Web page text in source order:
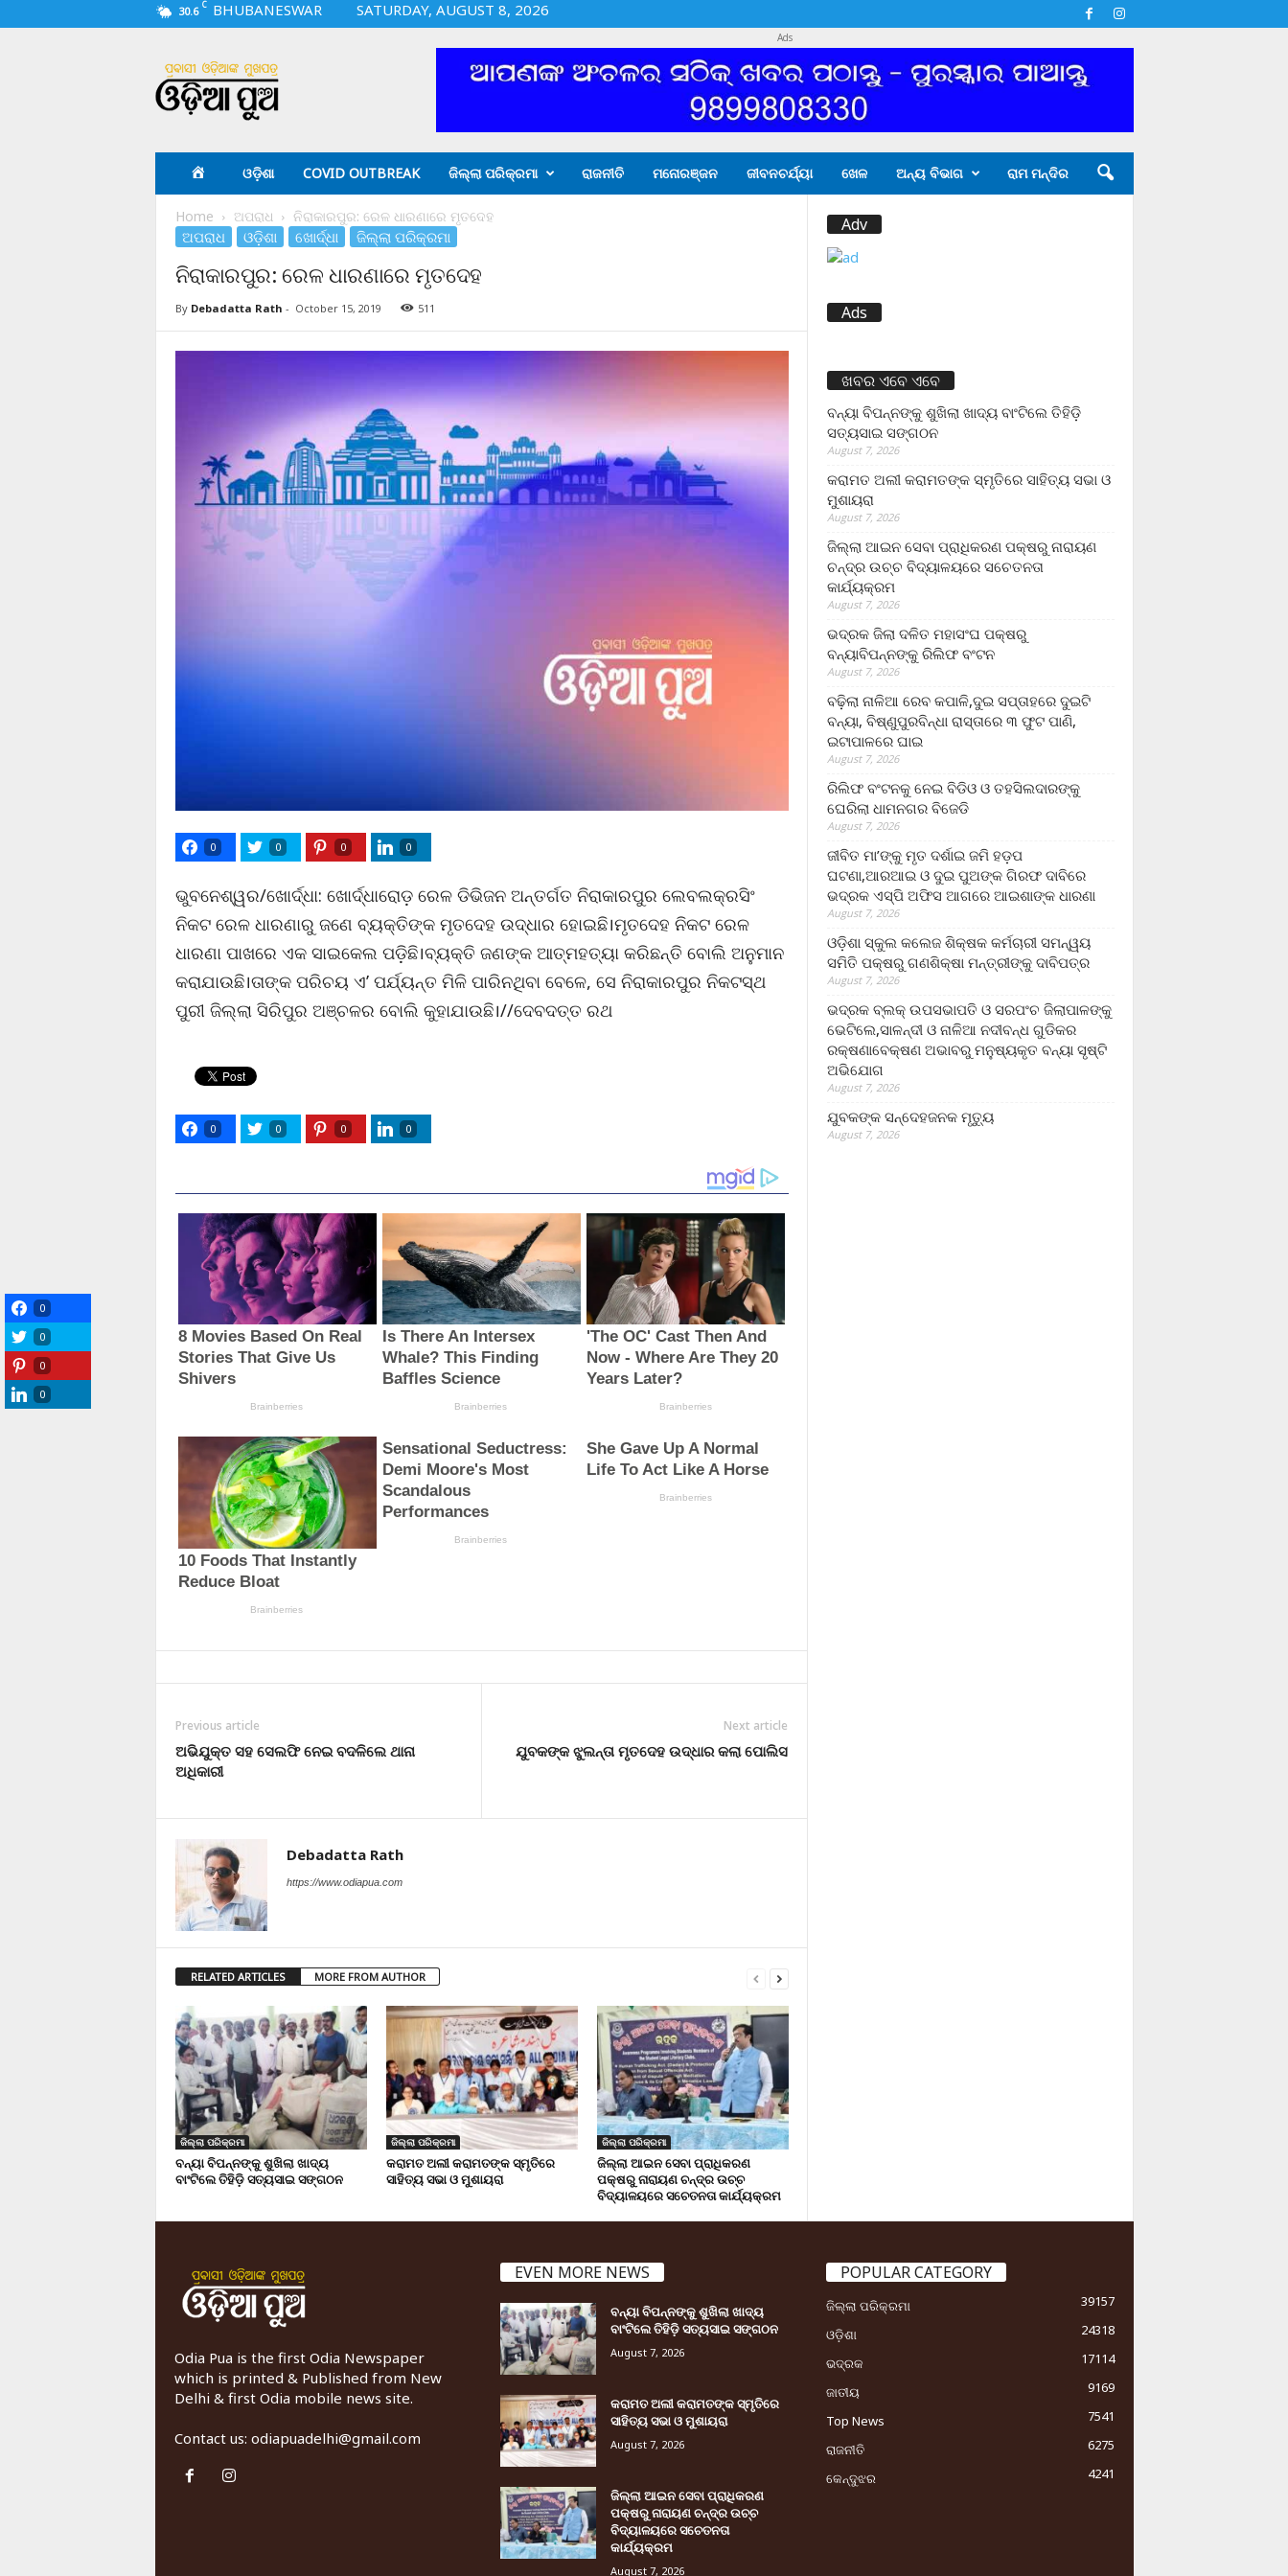
30.6 C BHUBANESWAR
SATURDAY, AUGUST 8, 2026
i
a
Ads
ଓଡ଼ିଶା COVID OUTBREAK ଜିଲ୍ଲା ପରିକ୍ରମା ରାଜନୀତି ମନୋରଞ୍ଜନ ଜୀବନଚର୍ଯ୍ୟା ଖେଳ ଅନ୍ୟ ବିଭାଗ ରାମ ମନ୍ଦିର
Home ଅପରାଧ ନିରାକାରପୁର: ରେଳ ଧାରଣାରେ ମୃତଦେହ
ଅପରାଧ ଓଡ଼ିଶା ଖୋର୍ଦ୍ଧା ଜିଲ୍ଲା ପରିକ୍ରମା
ନିରାକାରପୁର: ରେଳ ଧାରଣାରେ ମୃତଦେହ
By Debadatta Rath - October 15, 2019 511
0 0 0 0
ଭୁବନେଶ୍ୱର/ଖୋର୍ଦ୍ଧା: ଖୋର୍ଦ୍ଧାରୋଡ଼ ରେଳ ଡିଭିଜନ ଅନ୍ତର୍ଗତ ନିରାକାରପୁର ଲେବଲକ୍ରସିଂ
ନିକଟ ରେଳ ଧାରଣାରୁ ଜଣେ ବ୍ୟକ୍ତିଙ୍କ ମୃତଦେହ ଉଦ୍ଧାର ହୋଇଛି।ମୃତଦେହ ନିକଟ ରେଳ
ଧାରଣା ପାଖରେ ଏକ ସାଇକେଲ ପଡ଼ିଛି।ବ୍ୟକ୍ତି ଜଣଙ୍କ ଆତ୍ମହତ୍ୟା କରିଛନ୍ତି ବୋଲି ଅନୁମାନ
କରାଯାଉଛି।ତାଙ୍କ ପରିଚୟ ଏ’ ପର୍ଯ୍ୟନ୍ତ ମିଳି ପାରିନଥିବା ବେଳେ, ସେ ନିରାକାରପୁର ନିକଟସ୍ଥ
ପୁରୀ ଜିଲ୍ଲା ସିରିପୁର ଅଞ୍ଚଳର ବୋଲି କୁହାଯାଉଛି।//ଦେବଦତ୍ତ ରଥ
0 0 0 0
Previous article
ଅଭିଯୁକ୍ତ ସହ ସେଲଫି ନେଇ ବଦଳିଲେ ଥାନା
ଅଧିକାରୀ
Next article
ଯୁବକଙ୍କ ଝୁଲନ୍ତା ମୃତଦେହ ଉଦ୍ଧାର କଲା ପୋଲିସ
Debadatta Rath
https://www.odiapua.com
RELATED ARTICLES MORE FROM AUTHOR
ଜିଲ୍ଲା ପରିକ୍ରମା
ବନ୍ୟା ବିପନ୍ନଙ୍କୁ ଶୁଖିଲା ଖାଦ୍ୟ
ବାଂଟିଲେ ତିହିଡି଼ ସତ୍ୟସାଇ ସଙ୍ଗଠନ
ଜିଲ୍ଲା ପରିକ୍ରମା
କରାମତ ଅଲୀ କରାମତଙ୍କ ସ୍ମୃତିରେ
ସାହିତ୍ୟ ସଭା ଓ ମୁଶାୟରା
ଜିଲ୍ଲା ପରିକ୍ରମା
ଜିଲ୍ଲା ଆଇନ ସେବା ପ୍ରାଧିକରଣ
ପକ୍ଷରୁ ନାରାୟଣ ଚନ୍ଦ୍ର ଉଚ୍ଚ
ବିଦ୍ୟାଳୟରେ ସଚେତନତା କାର୍ଯ୍ୟକ୍ରମ
Adv
Ads
ଖବର ଏବେ ଏବେ
ବନ୍ୟା ବିପନ୍ନଙ୍କୁ ଶୁଖିଲା ଖାଦ୍ୟ ବାଂଟିଲେ ତିହିଡି଼
ସତ୍ୟସାଇ ସଙ୍ଗଠନ
August 7, 2026
କରାମତ ଅଲୀ କରାମତଙ୍କ ସ୍ମୃତିରେ ସାହିତ୍ୟ ସଭା ଓ
ମୁଶାୟରା
August 7, 2026
ଜିଲ୍ଲା ଆଇନ ସେବା ପ୍ରାଧିକରଣ ପକ୍ଷରୁ ନାରାୟଣ
ଚନ୍ଦ୍ର ଉଚ୍ଚ ବିଦ୍ୟାଳୟରେ ସଚେତନତା
କାର୍ଯ୍ୟକ୍ରମ
August 7, 2026
ଭଦ୍ରକ ଜିଲା ଦଳିତ ମହାସଂଘ ପକ୍ଷରୁ
ବନ୍ୟାବିପନ୍ନଙ୍କୁ ରିଲିଫ ବଂଟନ
August 7, 2026
ବଢ଼ିଲା ନାଳିଆ ରେବ କପାଳି,ଦୁଇ ସପ୍ତାହରେ ଦୁଇଟି
ବନ୍ୟା, ବିଷ୍ଣୁପୁରବିନ୍ଧା ରାସ୍ତାରେ ୩ ଫୁଟ ପାଣି,
ଇଟାପାଳରେ ଘାଇ
August 7, 2026
ରିଲିଫ ବଂଟନକୁ ନେଇ ବିଡିଓ ଓ ତହସିଲଦାରଙ୍କୁ
ଘେରିଲା ଧାମନଗର ବିଜେଡି
August 7, 2026
ଜୀବିତ ମା’ଙ୍କୁ ମୃତ ଦର୍ଶାଇ ଜମି ହଡ଼ପ
ଘଟଣା,ଆରଆଇ ଓ ଦୁଇ ପୁଅଙ୍କ ଗିରଫ ଦାବିରେ
ଭଦ୍ରକ ଏସ୍‌ପି ଅଫିସ ଆଗରେ ଆଇଶାଙ୍କ ଧାରଣା
August 7, 2026
ଓଡ଼ିଶା ସ୍କୁଲ କଲେଜ ଶିକ୍ଷକ କର୍ମଚାରୀ ସମନ୍ୱୟ
ସମିତି ପକ୍ଷରୁ ଗଣଶିକ୍ଷା ମନ୍ତ୍ରୀଙ୍କୁ ଦାବିପତ୍ର
August 7, 2026
ଭଦ୍ରକ ବ୍ଲକ୍ ଉପସଭାପତି ଓ ସରପଂଚ ଜିଲାପାଳଙ୍କୁ
ଭେଟିଲେ,ସାଳନ୍ଦୀ ଓ ନାଳିଆ ନଦୀବନ୍ଧ ଗୁଡିକର
ରକ୍ଷଣାବେକ୍ଷଣ ଅଭାବରୁ ମନୁଷ୍ୟକୃତ ବନ୍ୟା ସୃଷ୍ଟି
ଅଭିଯୋଗ
August 7, 2026
ଯୁବକଙ୍କ ସନ୍ଦେହଜନକ ମୃତ୍ୟୁ
August 7, 2026
Odia Pua is the first Odia Newspaper
which is printed & Published from New
Delhi & first Odia mobile news site.
Contact us: odiapuadelhi@gmail.com
EVEN MORE NEWS
ବନ୍ୟା ବିପନ୍ନଙ୍କୁ ଶୁଖିଲା ଖାଦ୍ୟ
ବାଂଟିଲେ ତିହିଡି଼ ସତ୍ୟସାଇ ସଙ୍ଗଠନ
August 7, 2026
କରାମତ ଅଲୀ କରାମତଙ୍କ ସ୍ମୃତିରେ
ସାହିତ୍ୟ ସଭା ଓ ମୁଶାୟରା
August 7, 2026
ଜିଲ୍ଲା ଆଇନ ସେବା ପ୍ରାଧିକରଣ
ପକ୍ଷରୁ ନାରାୟଣ ଚନ୍ଦ୍ର ଉଚ୍ଚ
ବିଦ୍ୟାଳୟରେ ସଚେତନତା
କାର୍ଯ୍ୟକ୍ରମ
August 7, 2026
POPULAR CATEGORY
ଜିଲ୍ଲା ପରିକ୍ରମା
39157
ଓଡ଼ିଶା
24318
ଭଦ୍ରକ
17114
ଜାତୀୟ
9169
Top News
7541
ରାଜନୀତି
6275
କେନ୍ଦୁଝର
4241
0
0
0
0